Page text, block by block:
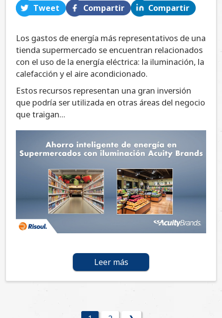
Tweet Compartir Compartir
Los gastos de energía más representativos de una
tienda supermercado se encuentran relacionados
con el uso de la energía eléctrica: la iluminación, la
calefacción y el aire acondicionado.
Estos recursos representan una gran inversión
que podría ser utilizada en otras áreas del negocio
que traigan...
Leer más